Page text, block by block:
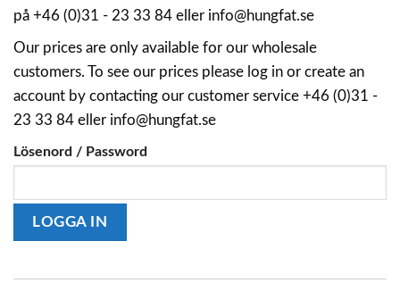
på +46 (0)31 - 23 33 84 eller info@hungfat.se
Our prices are only available for our wholesale
customers. To see our prices please log in or create an
account by contacting our customer service +46 (0)31 -
23 33 84 eller info@hungfat.se
Lösenord / Password